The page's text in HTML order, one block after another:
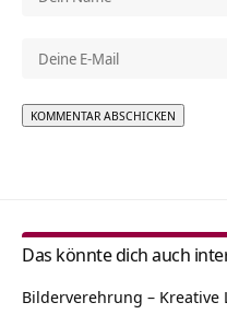
Das könnte dich auch
Bilderverehrung – Kreative